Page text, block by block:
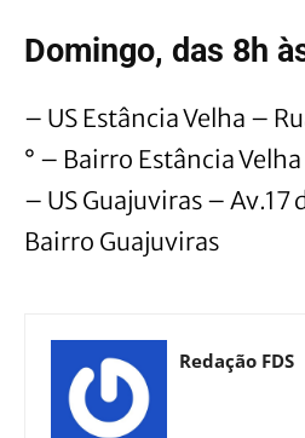
Domingo, das 8h
– US Estância Velha –
° – Bairro Estância Velha
– US Guajuviras – Av.17
Bairro Guajuviras
Redação FDS